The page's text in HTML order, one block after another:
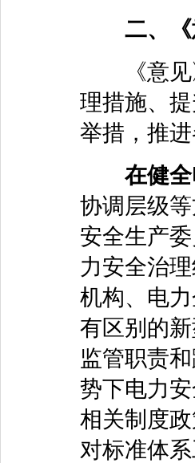
二、《
《意见》
理措施、
举措，推进
在健
协调层级
安全生产
力安全治
机构、电
有区别的
监管职责
势下电力
相关制度
对标准体